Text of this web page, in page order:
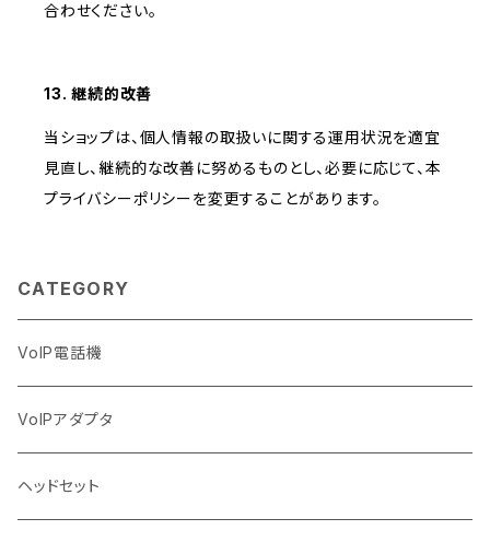
合わせください。
13. 継続的改善
当ショップは、個人情報の取扱いに関する運用状況を適宜
見直し、継続的な改善に努めるものとし、必要に応じて、本
プライバシーポリシーを変更することがあります。
CATEGORY
VoIP電話機
VoIPアダプタ
ヘッドセット